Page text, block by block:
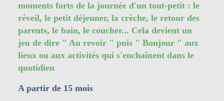
moments forts de la journée d'un tout-petit : le
réveil, le petit déjeuner, la crèche, le retour des
parents, le bain, le coucher... Cela devient un
jeu de dire " Au revoir " puis " Bonjour " aux
lieux ou aux activités qui s'enchaînent dans le
quotidien
A partir de 15 mois